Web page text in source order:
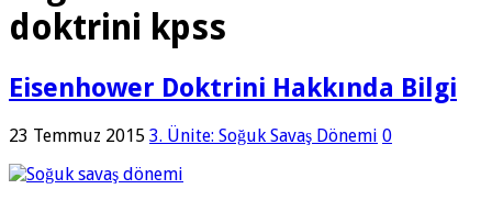
doktrini kpss
Eisenhower Doktrini Hakkında Bilgi
23 Temmuz 2015 3. Ünite: Soğuk Savaş Dönemi 0